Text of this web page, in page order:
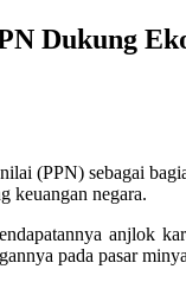
Dukung
(PPN) sebagai
keuangan negara.
anjlok
pada pasar